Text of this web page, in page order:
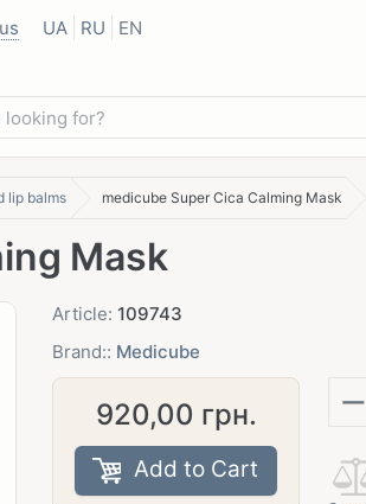
UA RU EN
lip balms medicube Super Cica Calming Mask
Mask
Article: 109743
Brand:: Medicube
920,00 грн.
Add to Cart
−